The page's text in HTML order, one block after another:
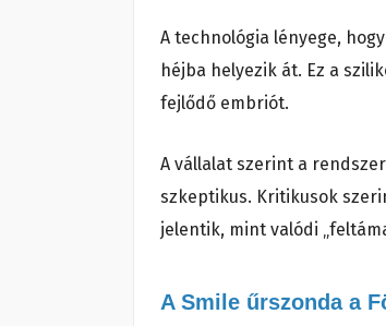
A technológia lényege,
héjba helyezik át. Ez a
fejlődő embriót.
A vállalat szerint a
szkeptikus. Kritikusok
jelentik, mint valódi
A Smile űrszonda a